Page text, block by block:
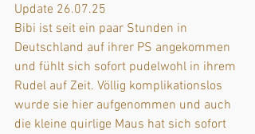
Update 26.07.25
Bibi ist seit ein paar Stunden in
Deutschland auf ihrer PS angekommen
und fühlt sich sofort pudelwohl in ihrem
Rudel auf Zeit. Völlig komplikationslos
wurde sie hier aufgenommen und auch
die kleine quirlige Maus hat sich sofort